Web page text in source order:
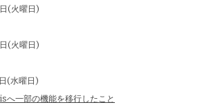
(火曜日)
(火曜日)
(水曜日)
一部の機能を移行したこと